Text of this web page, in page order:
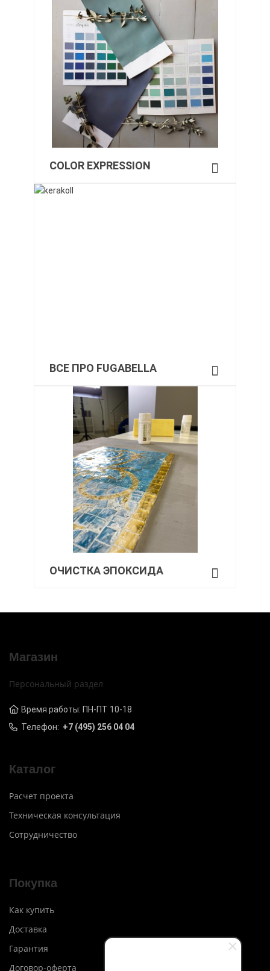
COLOR EXPRESSION
ВСЕ ПРО FUGABELLA
ОЧИСТКА ЭПОКСИДА
Магазин
Персональный раздел
Время работы: ПН-ПТ 10-18
Телефон: +7 (495) 256 04 04
Каталог
Расчет проекта
Техническая консультация
Сотрудничество
Покупка
Как купить
Доставка
Гарантия
Договор-оферта